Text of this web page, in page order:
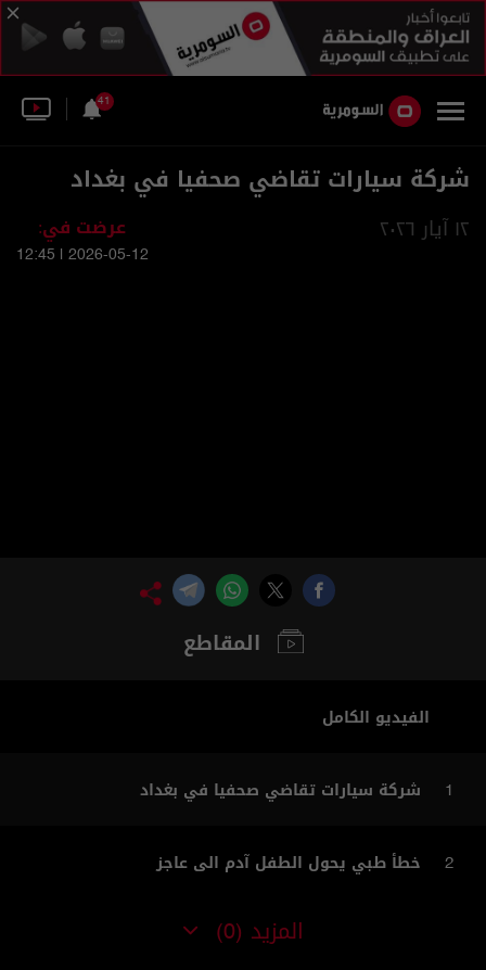
41
شركة سيارات تقاضي صحفيا في بغداد
١٢ آيار ٢٠٢٦ عرضت في:
2026-05-12 | 12:45
المقاطع
الفيديو الكامل
1 شركة سيارات تقاضي صحفيا في بغداد
2 خطأ طبي يحول الطفل آدم الى عاجز
المزيد (0)